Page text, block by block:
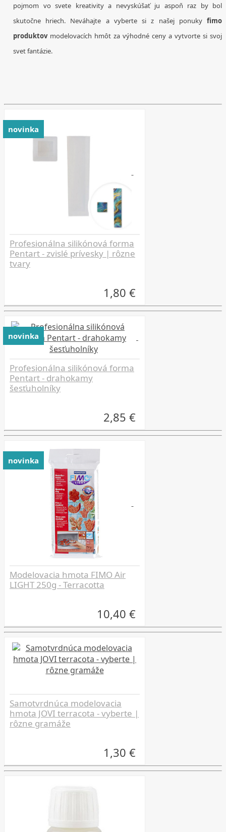
pojmom vo svete kreativity a nevyskúšať ju aspoň raz by bol
skutočne hriech. Neváhajte a vyberte si z našej ponuky fimo
produktovmodelovacích hmôt za výhodné ceny a vytvorte si svoj
svet fantázie.
Profesionálna silikónová forma
Pentart - zvislé prívesky | rôzne
tvary
1,80 €
novinka
Profesionálna silikónová forma
Pentart - drahokamy
šesťuholníky
2,85 €
novinka
Modelovacia hmota FIMO Air
LIGHT 250g - Terracotta
10,40 €
novinka
Samotvrdnúca modelovacia
hmota JOVI terracota - vyberte |
rôzne gramáže
1,30 €